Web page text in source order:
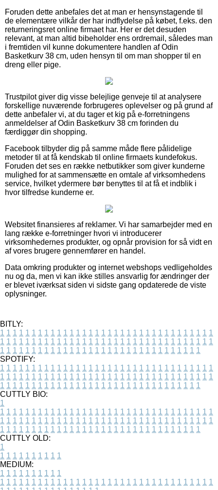
Foruden dette anbefales det at man er hensynstagende til
de elementære vilkår der har indflydelse på købet, f.eks. den
returneringsret online firmaet har. Her er det desuden
relevant, at man altid bibeholder ens ordremail, således man
i fremtiden vil kunne dokumentere handlen af Odin
Basketkurv 38 cm, uden hensyn til om man shopper til en
dreng eller pige.
Trustpilot giver dig visse belejlige genveje til at analysere
forskellige nuværende forbrugeres oplevelser og på grund af
dette anbefaler vi, at du tager et kig på e-forretningens
anmeldelser af Odin Basketkurv 38 cm forinden du
færdiggør din shopping.
Facebook tilbyder dig på samme måde flere pålidelige
metoder til at få kendskab til online firmaets kundefokus.
Foruden det ses en række netbutikker som giver kunderne
mulighed for at sammensætte en omtale af virksomhedens
service, hvilket ydermere bør benyttes til at få et indblik i
hvor tilfredse kunderne er.
Websitet finansieres af reklamer. Vi har samarbejder med en
lang række e-forretninger hvori vi introducerer
virksomhedernes produkter, og opnår provision for så vidt en
af vores brugere gennemfører en handel.
Data omkring produkter og internet webshops vedligeholdes
nu og da, men vi kan ikke stilles ansvarlig for ændringer der
er blevet iværksat siden vi sidste gang opdaterede de viste
oplysninger.
BITLY:
1 1 1 1 1 1 1 1 1 1 1 1 1 1 1 1 1 1 1 1 1 1 1 1 1 1 1 1 1 1 1 1 1 1
1 1 1 1 1 1 1 1 1 1 1 1 1 1 1 1 1 1 1 1 1 1 1 1 1 1 1 1 1 1 1 1 1 1
1 1 1 1 1 1 1 1 1 1 1 1 1 1 1 1 1 1 1 1 1 1 1 1 1 1 1 1 1 1 1 1
SPOTIFY:
1 1 1 1 1 1 1 1 1 1 1 1 1 1 1 1 1 1 1 1 1 1 1 1 1 1 1 1 1 1 1 1 1 1
1 1 1 1 1 1 1 1 1 1 1 1 1 1 1 1 1 1 1 1 1 1 1 1 1 1 1 1 1 1 1 1 1 1
1 1 1 1 1 1 1 1 1 1 1 1 1 1 1 1 1 1 1 1 1 1 1 1 1 1 1 1 1 1 1 1
CUTTLY BIO:
1
1 1 1 1 1 1 1 1 1 1 1 1 1 1 1 1 1 1 1 1 1 1 1 1 1 1 1 1 1 1 1 1 1 1
1 1 1 1 1 1 1 1 1 1 1 1 1 1 1 1 1 1 1 1 1 1 1 1 1 1 1 1 1 1 1 1 1 1
1 1 1 1 1 1 1 1 1 1 1 1 1 1 1 1 1 1 1 1 1 1 1 1 1 1 1 1 1 1 1 1
CUTTLY OLD:
1
1 1 1 1 1 1 1 1 1 1
MEDIUM:
1 1 1 1 1 1 1 1 1 1
1 1 1 1 1 1 1 1 1 1 1 1 1 1 1 1 1 1 1 1 1 1 1 1 1 1 1 1 1 1 1 1 1 1